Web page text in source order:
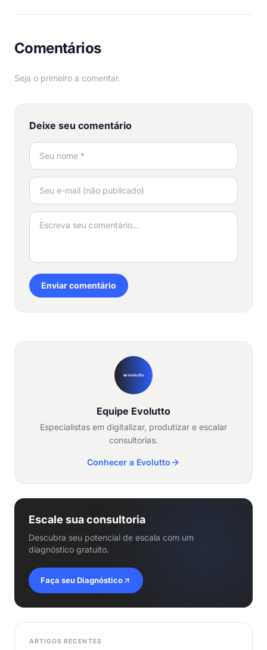
Comentários
Seja o primeiro a comentar.
Deixe seu comentário
Enviar comentário
Equipe Evolutto
Especialistas em digitalizar, produtizar e escalar
consultorias.
Conhecer a Evolutto
Escale sua consultoria
Descubra seu potencial de escala com um
diagnóstico gratuito.
Faça seu Diagnóstico
ARTIGOS RECENTES